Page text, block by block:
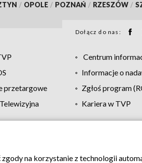
/ OPOLE / POZNAŃ / RZESZÓW /
Dołącz do nas:
Centrum
Informacje o
przetargowe Zgłoś program
Kariera w TVP
Polityka prywatności Moje
na korzystanie z technologii